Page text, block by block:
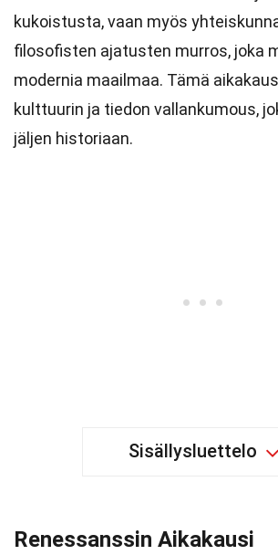
kukoistusta, vaan myös
filosofisten ajatusten murros, joka
modernia maailmaa. Tämä
kulttuurin ja tiedon vallankumous,
jäljen historiaan.
Sisällysluettelo
Renessanssin Aikakausi